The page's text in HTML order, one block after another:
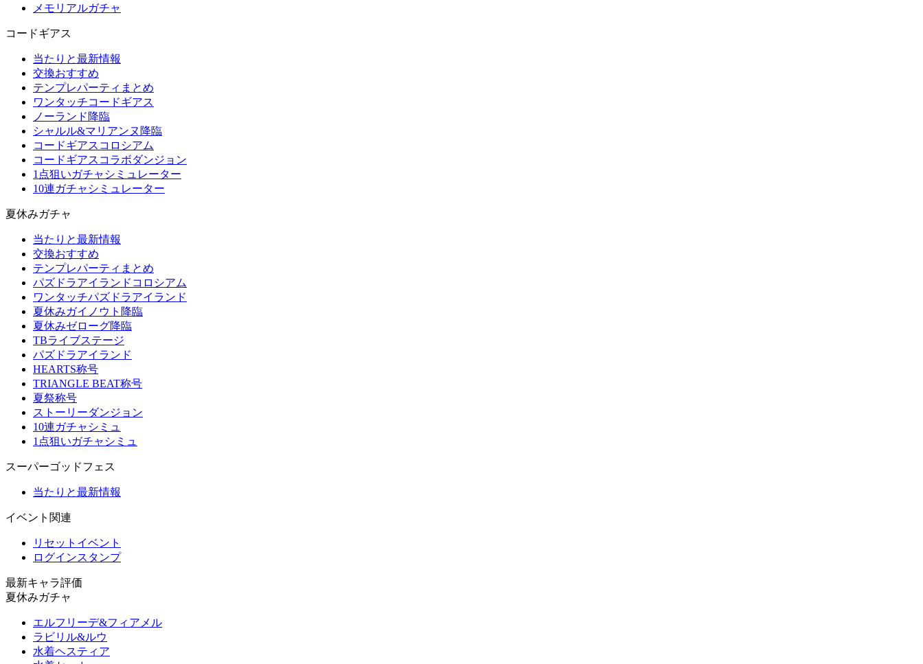
メモリアルガチャ
コードギアス
当たりと最新情報
交換おすすめ
テンプレパーティまとめ
ワンタッチコードギアス
ノーランド降臨
シャルル&マリアンヌ降臨
コードギアスコロシアム
コードギアスコラボダンジョン
1点狙いガチャシミュレーター
10連ガチャシミュレーター
夏休みガチャ
当たりと最新情報
交換おすすめ
テンプレパーティまとめ
パズドラアイランドコロシアム
ワンタッチパズドラアイランド
夏休みガイノウト降臨
夏休みゼローグ降臨
TBライブステージ
パズドラアイランド
HEARTS称号
TRIANGLE BEAT称号
夏祭称号
ストーリーダンジョン
10連ガチャシミュ
1点狙いガチャシミュ
スーパーゴッドフェス
当たりと最新情報
イベント関連
リセットイベント
ログインスタンプ
最新キャラ評価
夏休みガチャ
エルフリーデ&フィアメル
ラビリル&ルウ
水着ヘスティア